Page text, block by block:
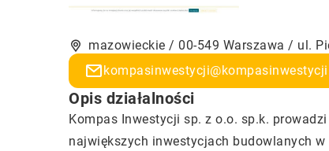
mazowieckie / 00-549 Warszawa / ul.
Opis działalności
Kompas Inwestycji sp. z o.o. sp.k.
największych inwestycjach budowlanych